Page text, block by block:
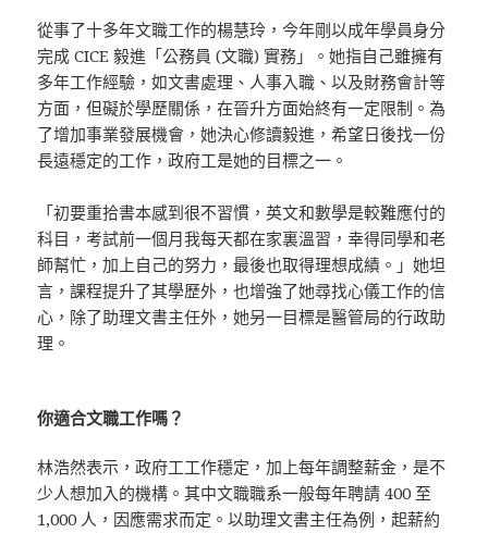
從事了十多年文職工作的楊慧玲，今年剛以成年學員身分
完成 CICE 毅進「公務員 (文職) 實務」。她指自己雖擁有
多年工作經驗，如文書處理、人事入職、以及財務會計等
方面，但礙於學歷關係，在晉升方面始終有一定限制。為
了增加事業發展機會，她決心修讀毅進，希望日後找一份
長遠穩定的工作，政府工是她的目標之一。
「初要重拾書本感到很不習慣，英文和數學是較難應付的
科目，考試前一個月我每天都在家裏溫習，幸得同學和老
師幫忙，加上自己的努力，最後也取得理想成績。」她坦
言，課程提升了其學歷外，也增強了她尋找心儀工作的信
心，除了助理文書主任外，她另一目標是醫管局的行政助
理。
你適合文職工作嗎？
林浩然表示，政府工工作穩定，加上每年調整薪金，是不
少人想加入的機構。其中文職職系一般每年聘請 400 至
1,000 人，因應需求而定。以助理文書主任為例，起薪約